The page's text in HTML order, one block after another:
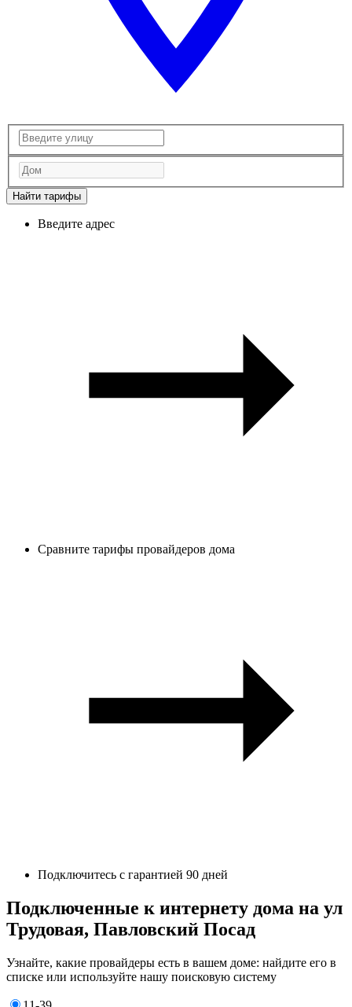
Найти тарифы
Введите адрес
Сравните тарифы провайдеров дома
Подключитесь с гарантией 90 дней
Подключенные к интернету дома на ул
Трудовая, Павловский Посад
Узнайте, какие провайдеры есть в вашем доме: найдите его в
списке или используйте нашу поисковую систему